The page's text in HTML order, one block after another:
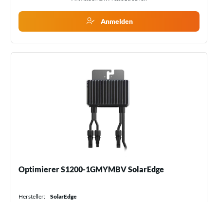
Anmelden
Optimierer S1200-1GMYMBV SolarEdge
Hersteller:
SolarEdge